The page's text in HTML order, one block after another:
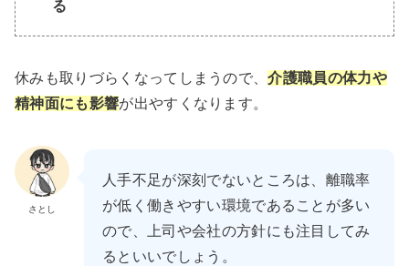
る
休みも取りづらくなってしまうので、介護職員の体力や
精神面にも影響が出やすくなります。
さとし
人手不足が深刻でないところは、離職率
が低く働きやすい環境であることが多い
ので、上司や会社の方針にも注目してみ
るといいでしょう。